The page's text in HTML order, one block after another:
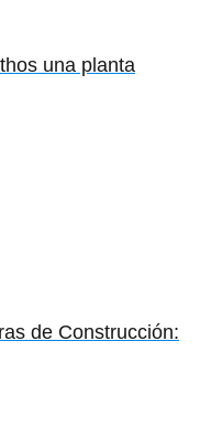
una planta
de Construcción: